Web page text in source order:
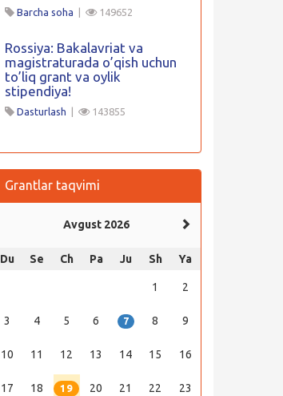
Barcha soha 149652
Rossiya: Bakalavriat va
magistraturada o’qish uchun
to’liq grant va oylik
stipendiya!
Dasturlash 143855
Grantlar taqvimi
Avgust 2026
Du Se Ch Pa Ju Sh Ya
1 2
3 4 5 6 7 8 9
10 11 12 13 14 15 16
17 18 19 20 21 22 23